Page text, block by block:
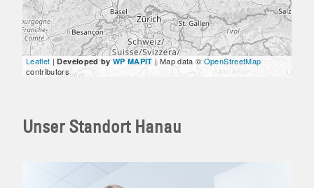
Leaflet |Developed byWP MAPIT| Map data © OpenStreetMap
contributors
Unser Standort Hanau